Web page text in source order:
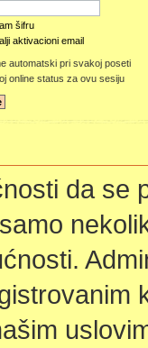
šifru
aktivacioni email
automatski pri svakoj poseti
online status za ovu sesiju
da se